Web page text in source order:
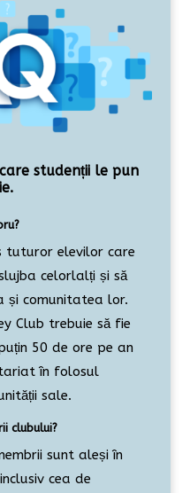
studenții le pun
tuturor elevilor care
celorlalți și să
și comunitatea lor.
Club trebuie să fie
50 de ore pe an
în folosul
sale.
clubului?
sunt aleși în
cea de